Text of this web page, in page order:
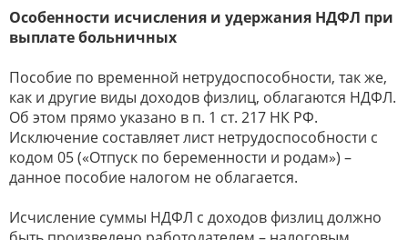
Особенности исчисления и удержания НДФЛ при
выплате больничных
Пособие по временной нетрудоспособности, так же,
как и другие виды доходов физлиц, облагаются НДФЛ.
Об этом прямо указано в п. 1 ст. 217 НК РФ.
Исключение составляет лист нетрудоспособности с
кодом 05 («Отпуск по беременности и родам») –
данное пособие налогом не облагается.
Исчисление суммы НДФЛ с доходов физлиц должно